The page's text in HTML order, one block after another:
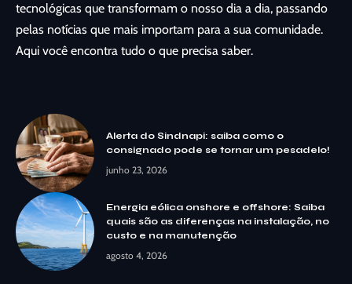
tecnológicas que transformam o nosso dia a dia, passando
pelas notícias que mais importam para a sua comunidade.
Aqui você encontra tudo o que precisa saber.
Alerta do Sindnapi: saiba como o
consignado pode se tornar um pesadelo!
junho 23, 2026
Energia eólica onshore e offshore: Saiba
quais são as diferenças na instalação, no
custo e na manutenção
agosto 4, 2026